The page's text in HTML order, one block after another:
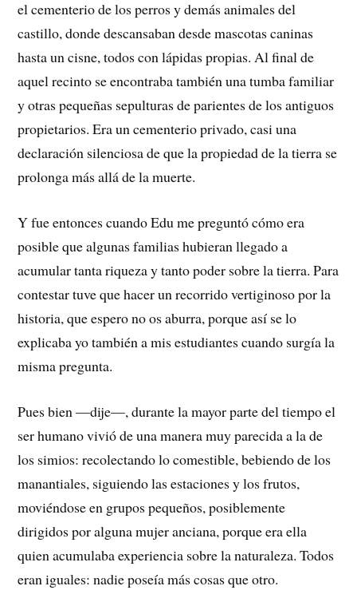
el cementerio de los perros y demás animales del
castillo, donde descansaban desde mascotas caninas
hasta un cisne, todos con lápidas propias. Al final de
aquel recinto se encontraba también una tumba familiar
y otras pequeñas sepulturas de parientes de los antiguos
propietarios. Era un cementerio privado, casi una
declaración silenciosa de que la propiedad de la tierra se
prolonga más allá de la muerte.
Y fue entonces cuando Edu me preguntó cómo era
posible que algunas familias hubieran llegado a
acumular tanta riqueza y tanto poder sobre la tierra. Para
contestar tuve que hacer un recorrido vertiginoso por la
historia, que espero no os aburra, porque así se lo
explicaba yo también a mis estudiantes cuando surgía la
misma pregunta.
Pues bien —dije—, durante la mayor parte del tiempo el
ser humano vivió de una manera muy parecida a la de
los simios: recolectando lo comestible, bebiendo de los
manantiales, siguiendo las estaciones y los frutos,
moviéndose en grupos pequeños, posiblemente
dirigidos por alguna mujer anciana, porque era ella
quien acumulaba experiencia sobre la naturaleza. Todos
eran iguales: nadie poseía más cosas que otro.